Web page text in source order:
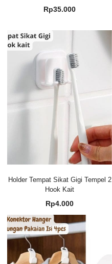
Rp35.000
Holder Tempat Sikat Gigi Tempel 2
Hook Kait
Rp4.000